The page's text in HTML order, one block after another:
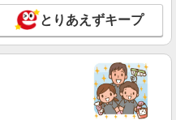
用期間】月給
円
イオンモール福岡店 福岡県 糟
殿 字老ノ木192‐1 イオンモー
詳細を見る
とりあえずキープ